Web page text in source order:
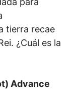
tierra recae
¿Cuál es la
Advance